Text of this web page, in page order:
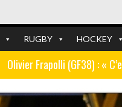
RUGBY HOCKEY
Olivier Frapolli (GF38) : «
Christophe Pélissier (ex AJ
FOOTBALL